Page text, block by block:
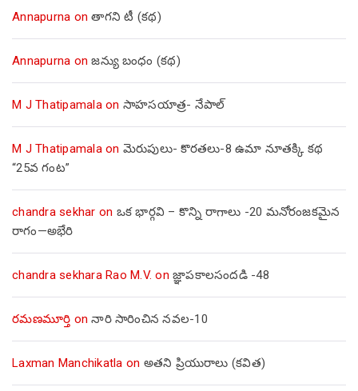
Annapurna onతాగని టీ (కథ)
Annapurna onజన్యు బంధం (కథ)
M J Thatipamalaon సాహసయాత్ర- నేపాల్‌
M J Thatipamalaon మెరుపులు- కొరతలు-8 ఉమా నూతక్కి కథ
“25వ గంట”
chandra sekhar on ఒక భార్గవి – కొన్ని రాగాలు -20 మనోరంజకమైన
రాగం—అభేరి
chandra sekhara Rao M.V. on జ్ఞాపకాలసందడి -48
రమణమూర్తి onనారి సారించిన నవల-10
Laxman Manchikatla on అతని ప్రియురాలు (కవిత)